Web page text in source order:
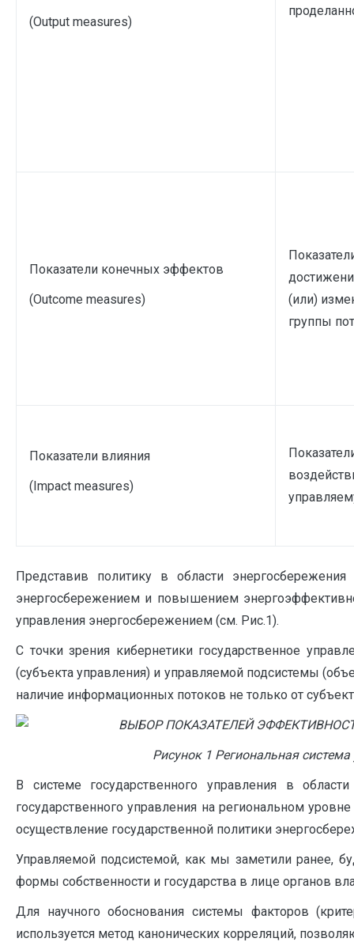
(Output measures)
Показатели конечных эффектов
(Outcome measures)
(или)
группы
Показатели влияния
(Impact measures)
Представив политику в области
энергосбережением и повышением
управления энергосбережением (см. Рис.1).
С точки зрения кибернетики государственное
(субъекта управления) и управляемой подсистемы
наличие информационных потоков не только от
Рисунок 1Региональная
В системе государственного управления в
государственного управления на региональном
осуществление государственной политики
Управляемой подсистемой, как мы заметили ранее,
формы собственности и государства в лице органов
Для научного обоснования системы факторов
используется метод канонических корреляций,